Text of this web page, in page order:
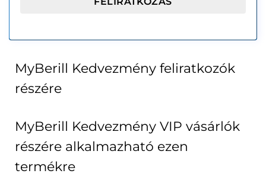
MyBerill Kedvezmény feliratkozók
részére
MyBerill Kedvezmény VIP vásárlók
részére alkalmazható ezen
termékre